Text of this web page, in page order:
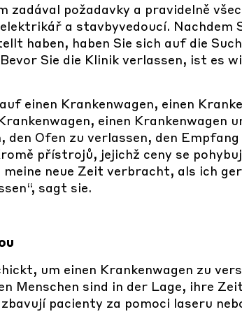
požadavky a pravidelně
a stavbyvedoucí. Nachdem
haben, haben Sie sich auf die
Sie die Klinik verlassen, ist es
einen Krankenwagen, einen
einen Krankenwagen
den Ofen zu verlassen, den
přístrojů, jejichž ceny se
neue Zeit verbracht, als ich
sagt sie.
um einen Krankenwagen zu
Menschen sind in der Lage, ihre
pacienty za pomoci laseru